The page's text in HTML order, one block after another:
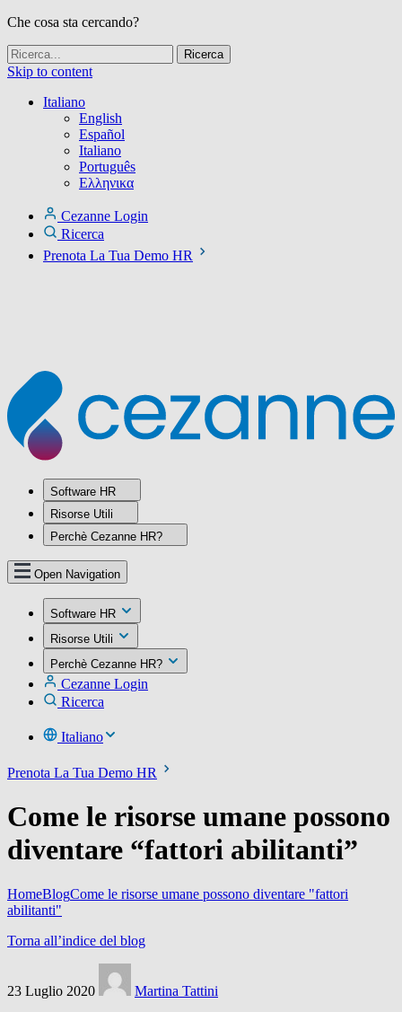
Che cosa sta cercando?
Skip to content
Italiano
English
Español
Italiano
Português
Ελληνικα
Cezanne Login
Ricerca
Prenota La Tua Demo HR
Software HR
Risorse Utili
Perchè Cezanne HR?
Open Navigation
Software HR
Risorse Utili
Perchè Cezanne HR?
Cezanne Login
Ricerca
Italiano
Prenota La Tua Demo HR
Come le risorse umane possono
diventare “fattori abilitanti”
HomeBlogCome le risorse umane possono diventare "fattori
abilitanti"
Torna all’indice del blog
23 Luglio 2020
Martina Tattini